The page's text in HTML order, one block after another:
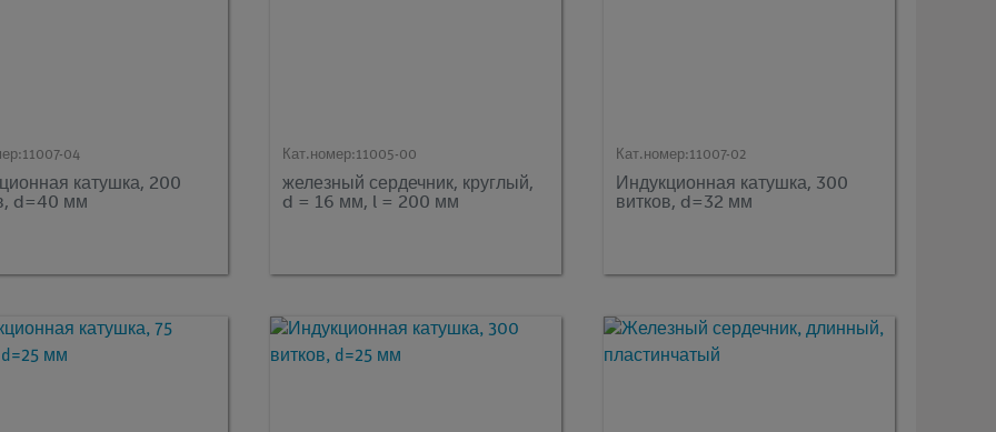
11007-04
катушка, 200
d=40 мм
Кат.номер:11005-00
железный сердечник, круглый,
d = 16 мм, l = 200 мм
Кат.номер:11007-02
Индукционная катушка, 300
витков, d=32 мм